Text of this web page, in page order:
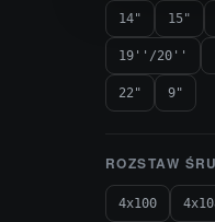
14" 15"
19''/20''
22" 9"
ROZSTAW
4x100